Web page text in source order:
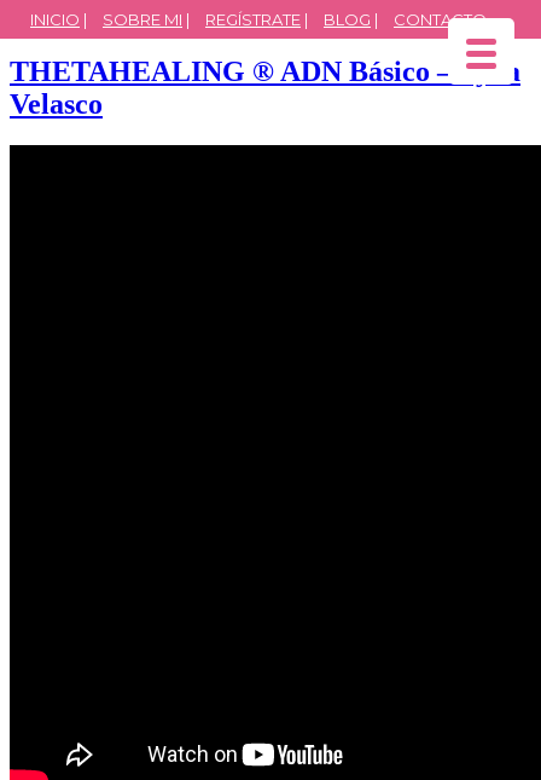
INICIO | SOBRE MI | REGÍSTRATE | BLOG | CONTACTO
THETAHEALING ® ADN Básico – Ayda
Velasco